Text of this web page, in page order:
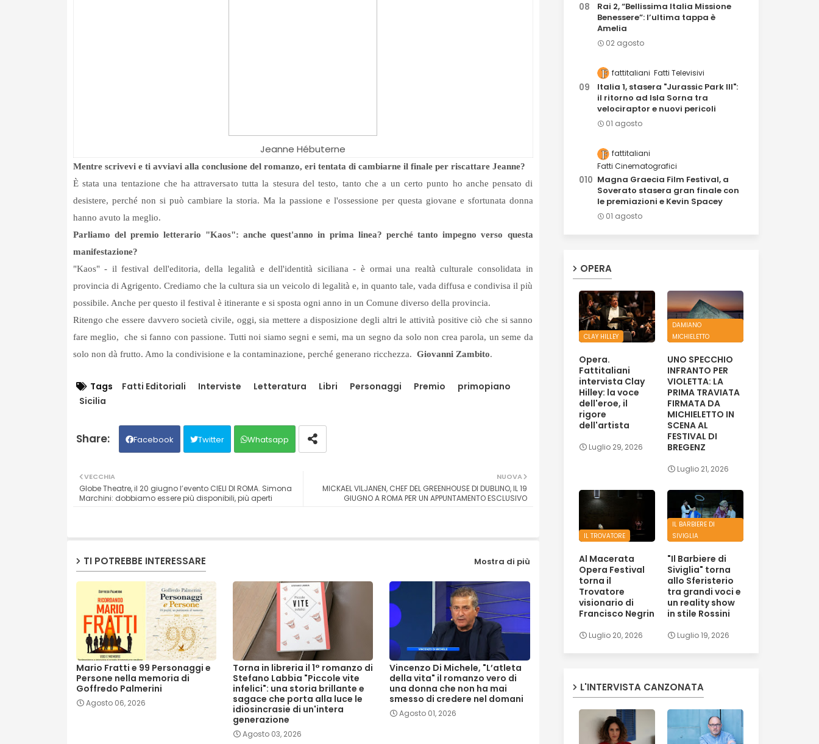
Jeanne Hébuterne
Mentre scrivevi e ti avviavi alla conclusione del romanzo, eri tentata di cambiarne il finale per riscattare Jeanne?
È stata una tentazione che ha attraversato tutta la stesura del testo, tanto che a un certo punto ho anche pensato di
desistere, perché non si può cambiare la storia. Ma la passione e l'ossessione per questa giovane e sfortunata donna
hanno avuto la meglio.
Parliamo del premio letterario "Kaos": anche quest'anno in prima linea? perché tanto impegno verso questa
manifestazione?
"Kaos" - il festival dell'editoria, della legalità e dell'identità siciliana - è ormai una realtà culturale consolidata in
provincia di Agrigento. Crediamo che la cultura sia un veicolo di legalità e, in quanto tale, vada diffusa e condivisa il più
possibile. Anche per questo il festival è itinerante e si sposta ogni anno in un Comune diverso della provincia.
Ritengo che essere davvero società civile, oggi, sia mettere a disposizione degli altri le attività positive ciò che si sanno
fare meglio, che si fanno con passione. Tutti noi siamo segni e semi, ma un segno da solo non crea parola, un seme da
solo non dà frutto. Amo la condivisione e la contaminazione, perché generano ricchezza. Giovanni Zambito.
Tags Fatti Editoriali Interviste Letteratura Libri Personaggi Premio
primopiano
Sicilia
Facebook Twitter Whatsapp
NUOVA
MICKAEL VILJANEN, CHEF DEL GREENHOUSE DI DUBLINO, IL 19
GIUGNO A ROMA PER UN APPUNTAMENTO ESCLUSIVO
VECCHIA
Globe Theatre, il 20 giugno l’evento CIELI DI ROMA. Simona
Marchini: dobbiamo essere più disponibili, più aperti
TI POTREBBE INTERESSARE Mostra di più
Mario Fratti e 99 Personaggi e
Persone nella memoria di
Goffredo Palmerini
Agosto 06, 2026
Torna in libreria il 1° romanzo di
Stefano Labbia "Piccole vite
infelici": una storia brillante e
sagace che porta alla luce le
idiosincrasie di un'intera
generazione
Agosto 03, 2026
Vincenzo Di Michele, "L’atleta
della vita" il romanzo vero di
una donna che non ha mai
smesso di credere nel domani
Agosto 01, 2026
Rai 2, “Bellissima Italia Missione
Benessere”: l’ultima tappa è
Amelia
02 agosto
fattitaliani Fatti Televisivi
Italia 1, stasera "Jurassic Park III":
il ritorno ad Isla Sorna tra
velociraptor e nuovi pericoli
01 agosto
fattitaliani
Fatti Cinematografici
Magna Graecia Film Festival, a
Soverato stasera gran finale con
le premiazioni e Kevin Spacey
01 agosto
OPERA
CLAY HILLEY
Opera.
Fattitaliani
intervista Clay
Hilley: la voce
dell'eroe, il
rigore
dell'artista
Luglio 29, 2026
DAMIANO
MICHIELETTO
UNO SPECCHIO
INFRANTO PER
VIOLETTA: LA
PRIMA TRAVIATA
FIRMATA DA
MICHIELETTO IN
SCENA AL
FESTIVAL DI
BREGENZ
Luglio 21, 2026
IL TROVATORE
Al Macerata
Opera Festival
torna il
Trovatore
visionario di
Francisco Negrin
Luglio 20, 2026
IL BARBIERE DI
SIVIGLIA
"Il Barbiere di
Siviglia" torna
allo Sferisterio
tra grandi voci e
un reality show
in stile Rossini
Luglio 19, 2026
L'INTERVISTA CANZONATA